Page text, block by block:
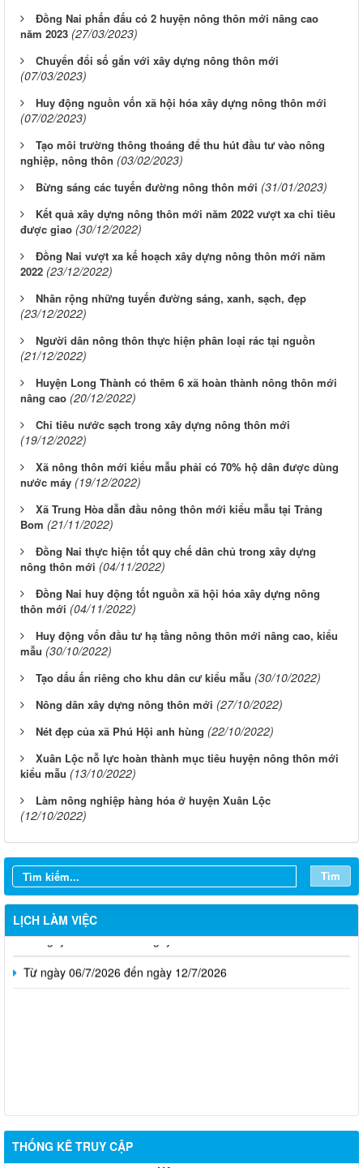
Đồng Nai phấn đấu có 2 huyện nông thôn mới nâng cao
năm 2023 (27/03/2023)
Chuyển đổi số gắn với xây dựng nông thôn mới
(07/03/2023)
Huy động nguồn vốn xã hội hóa xây dựng nông thôn mới
(07/02/2023)
Tạo môi trường thông thoáng để thu hút đầu tư vào nông
nghiệp, nông thôn (03/02/2023)
Bừng sáng các tuyến đường nông thôn mới (31/01/2023)
Kết quả xây dựng nông thôn mới năm 2022 vượt xa chỉ tiêu
được giao (30/12/2022)
Đồng Nai vượt xa kế hoạch xây dựng nông thôn mới năm
2022 (23/12/2022)
Nhân rộng những tuyến đường sáng, xanh, sạch, đẹp
(23/12/2022)
Người dân nông thôn thực hiện phân loại rác tại nguồn
(21/12/2022)
Huyện Long Thành có thêm 6 xã hoàn thành nông thôn mới
nâng cao (20/12/2022)
Chỉ tiêu nước sạch trong xây dựng nông thôn mới
(19/12/2022)
Xã nông thôn mới kiểu mẫu phải có 70% hộ dân được dùng
nước máy (19/12/2022)
Xã Trung Hòa dẫn đầu nông thôn mới kiểu mẫu tại Trảng
Bom (21/11/2022)
Đồng Nai thực hiện tốt quy chế dân chủ trong xây dựng
nông thôn mới (04/11/2022)
Đồng Nai huy động tốt nguồn xã hội hóa xây dựng nông
thôn mới (04/11/2022)
Huy động vốn đầu tư hạ tầng nông thôn mới nâng cao, kiểu
mẫu (30/10/2022)
Tạo dấu ấn riêng cho khu dân cư kiểu mẫu (30/10/2022)
Nông dân xây dựng nông thôn mới (27/10/2022)
Nét đẹp của xã Phú Hội anh hùng (22/10/2022)
Xuân Lộc nỗ lực hoàn thành mục tiêu huyện nông thôn mới
kiểu mẫu (13/10/2022)
Làm nông nghiệp hàng hóa ở huyện Xuân Lộc
(12/10/2022)
Tìm
LỊCH LÀM VIỆC
Từ ngày 27/7/2026 đến ngày 02/8/2026
Từ ngày 20/7/2026 đến ngày 26/7/2026
Từ ngày 13/7/2026 đến ngày 18/7/2026
Từ ngày 06/7/2026 đến ngày 12/7/2026
THỐNG KÊ TRUY CẬP
Thông báo về việc tuyển dụng viên chức năm 2026